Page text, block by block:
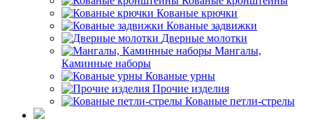
Кованые крючки
Кованые задвижки
Дверные молотки
Мангалы,
Каминные наборы
Кованые урны
Прочие изделия
Кованые петли-стрелы